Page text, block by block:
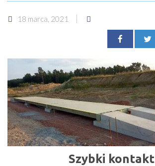
18 marca, 2021
Szybki kontakt